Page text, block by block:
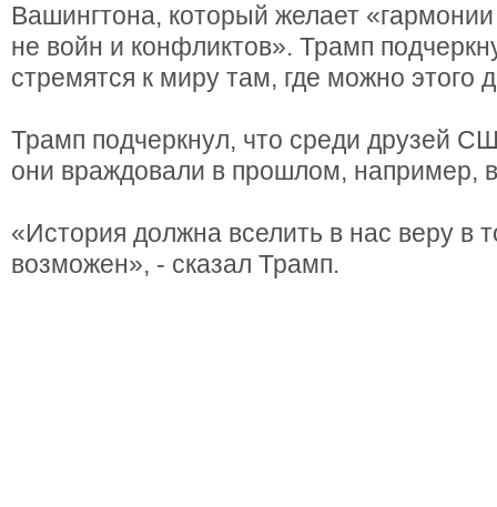
Вашингтона, который желает
не войн и конфликтов». Трамп
стремятся к миру там, где можно этого
Трамп подчеркнул, что среди друзей
они враждовали в прошлом, например,
«История должна вселить в нас веру в
возможен», - сказал Трамп.